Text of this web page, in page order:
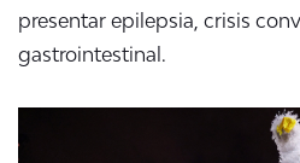
presentar epilepsia, crisis
gastrointestinal.